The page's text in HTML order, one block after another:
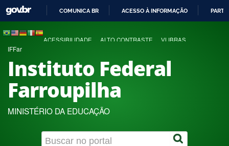
COMUNICA BR ACESSO À INFORMAÇÃO
ACESSIBILIDADE ALTO CONTRASTE VLIBRAS
IFFar
Instituto Federal
Farroupilha
MINISTÉRIO DA EDUCAÇÃO